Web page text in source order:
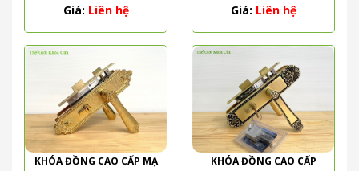
Giá: Liên hệ
PVD
Giá: Liên hệ
KHÓA ĐỒNG CAO CẤP MẠ
KHÓA ĐỒNG CAO CẤP